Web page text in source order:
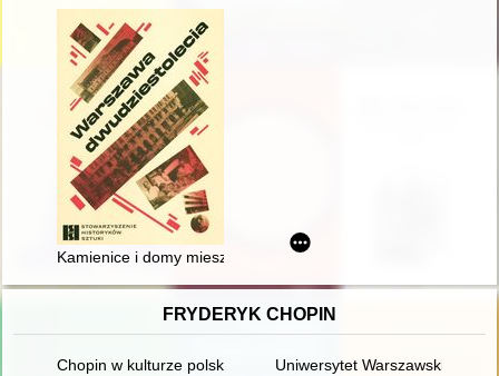
Kamienice i domy mieszkalne Warszawy w dwudziestoleciu
FRYDERYK CHOPIN
Chopin w kulturze polskiej Uniwersytet Warszawski i